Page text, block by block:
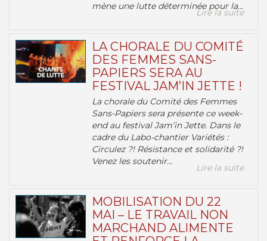
mène une lutte déterminée pour la...
Lire la suite
LA CHORALE DU COMITÉ
DES FEMMES SANS-
PAPIERS SERA AU
FESTIVAL JAM’IN JETTE !
La chorale du Comité des Femmes
Sans-Papiers sera présente ce week-
end au festival Jam’in Jette. Dans le
cadre du Labo-chantier Variétés :
Circulez ?! Résistance et solidarité ?!
Venez les soutenir...
Lire la suite
MOBILISATION DU 22
MAI – LE TRAVAIL NON
MARCHAND ALIMENTE